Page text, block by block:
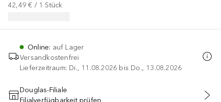
42,49 € / 1 Stück
Online: auf Lager
Versandkostenfrei
Lieferzeitraum: Di., 11.08.2026 bis Do., 13.08.2026
IN DEN WARENKORB
Douglas-Filiale
Filialverfügbarkeit prüfen